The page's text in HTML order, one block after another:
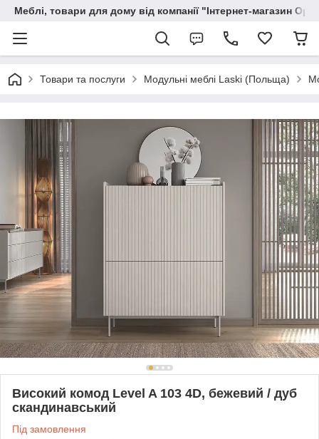
Меблі, товари для дому від компанії "Інтернет-магазин
Товари та послуги Модульні меблі Laski (Польща)
Високий комод Level A 103 4D, бежевий / дуб
скандинавський
Під замовлення